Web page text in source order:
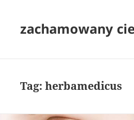
zachamowany
Tag:herbamedicus